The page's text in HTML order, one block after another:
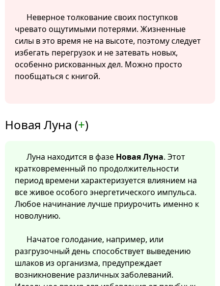
Неверное толкование своих поступков
чревато ощутимыми потерями. Жизненные
силы в это время не на высоте, поэтому следует
избегать перегрузок и не затевать новых,
особенно рискованных дел. Можно просто
пообщаться с книгой.
Новая Луна (+)
Луна находится в фазе Новая Луна. Этот
кратковременный по продолжительности
период времени характеризуется влиянием на
все живое особого энергетического импульса.
Любое начинание лучше приурочить именно к
новолунию.
Начатое голодание, например, или
разгрузочный день способствует выведению
шлаков из организма, предупреждает
возникновение различных заболеваний.